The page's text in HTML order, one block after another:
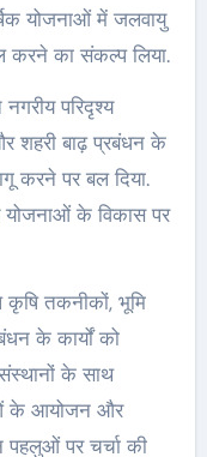
योजनाओं में जलवायु
करने का संकल्प लिया.
परिदृश्य
शहरी बाढ़ प्रबंधन के
करने पर बल दिया.
योजनाओं के विकास पर
तकनीकों, भूमि
के कार्यों को
के साथ
के आयोजन और
पहलुओं पर चर्चा की